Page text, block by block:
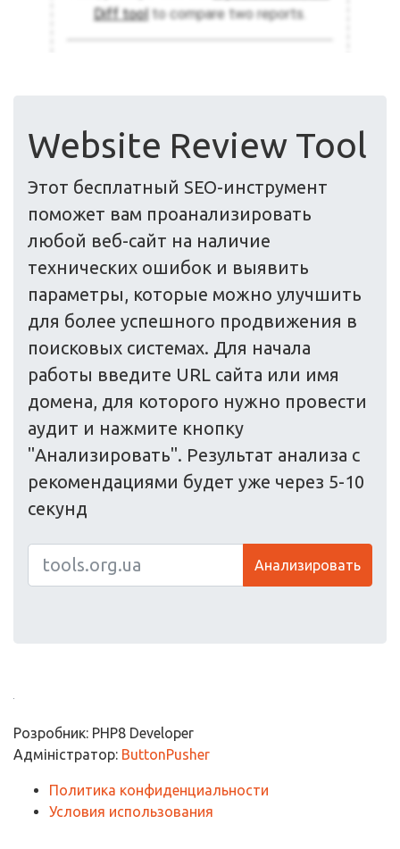
Website Review Tool
Этот бесплатный SEO-инструмент
поможет вам проанализировать
любой веб-сайт на наличие
технических ошибок и выявить
параметры, которые можно улучшить
для более успешного продвижения в
поисковых системах. Для начала
работы введите URL сайта или имя
домена, для которого нужно провести
аудит и нажмите кнопку
"Анализировать". Результат анализа с
рекомендациями будет уже через 5-10
секунд
Анализировать
Розробник: PHP8 Developer
Адміністратор: ButtonPusher
Политика конфиденциальности
Условия использования